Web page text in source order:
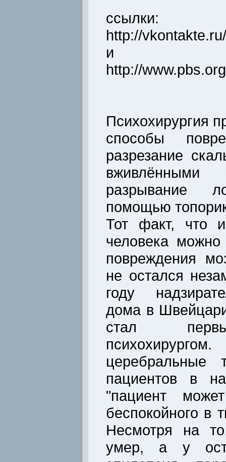
ссылки:
http://
и
http://
Психохирургия
способы
разрезание
вживлёнными
разрывание
помощью
Тот факт, что
человека можно
повреждения
не остался
году
дома в
стал
церебральные
пациентов в
"пациент
беспокойного в
Несмотря на
умер, а у